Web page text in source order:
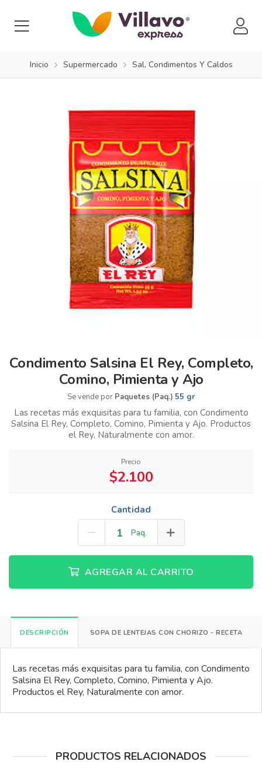
Inicio Supermercado Sal, Condimentos Y Caldos
Condimento Salsina El Rey, Completo,
Comino, Pimienta y Ajo
Se vende por Paquetes (Paq.) 55 gr
Las recetas más exquisitas para tu familia, con Condimento
Salsina El Rey, Completo, Comino, Pimienta y Ajo. Productos
el Rey, Naturalmente con amor.
Precio
$2.100
Cantidad
Paq.
AGREGAR AL CARRITO
DESCRIPCIÓN SOPA DE LENTEJAS CON CHORIZO - RECETA
Las recetas más exquisitas para tu familia, con Condimento
Salsina El Rey, Completo, Comino, Pimienta y Ajo.
Productos el Rey, Naturalmente con amor.
PRODUCTOS RELACIONADOS